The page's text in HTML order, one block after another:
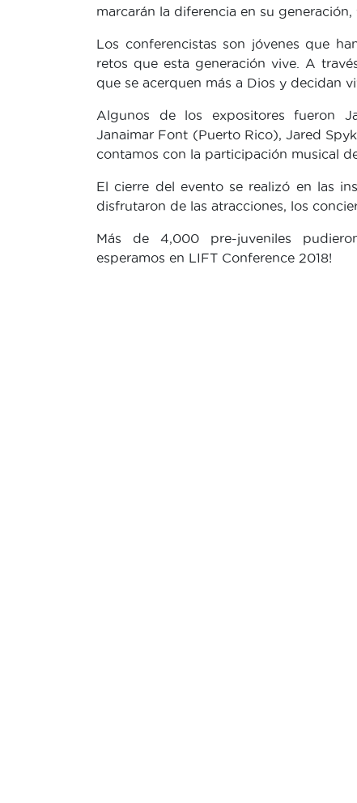
marcarán la diferencia en su
Los conferencistas son jóvenes que
retos que esta generación vive. A
que se acerquen más a Dios y decidan
Algunos de los expositores fueron
Janaimar Font (Puerto Rico), Jared
contamos con la participación musical
El cierre del evento se realizó en las
disfrutaron de las atracciones, los
Más de 4,000 pre-juveniles
esperamos en LIFT Conference 2018!